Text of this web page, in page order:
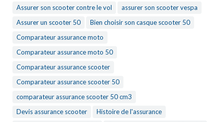
Assurer son scooter contre le vol
assurer son scooter vespa
Assurer un scooter 50
Bien choisir son casque scooter 50
Comparateur assurance moto
Comparateur assurance moto 50
Comparateur assurance scooter
Comparateur assurance scooter 50
comparateur assurance scooter 50 cm3
Devis assurance scooter
Histoire de l'assurance